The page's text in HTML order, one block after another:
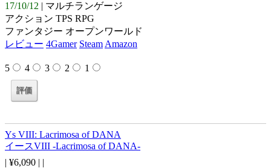
17/10/12 | マルチランゲージ
アクション TPS RPG
ファンタジー オープンワールド
レビュー 4Gamer Steam Amazon
5 4 3 2 1
Ys VIII: Lacrimosa of DANA
イースVIII -Lacrimosa of DANA-
| ¥6,090 | |